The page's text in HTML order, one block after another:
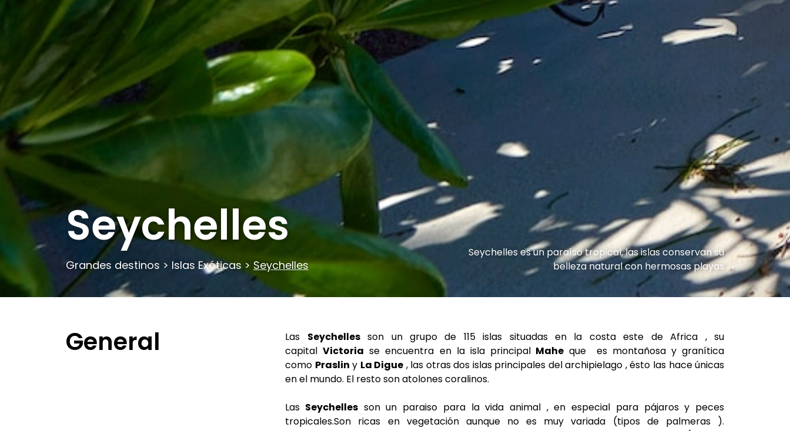
Seychelles
Grandes destinos > Islas Exóticas > Seychelles
Seychelles es un paraíso tropical, las islas conservan su
belleza natural con hermosas playas
General Las Seychellesson un grupo de 115 islas situadas en la costa este de Africa , su
capitalVictoria se encuentra en la isla principalMaheque es montañosa y granítica
como Praslin y La Digue , las otras dos islas principales del archipielago , ésto las hace únicas
en el mundo. El resto son atolones coralinos.
Las Seychelles son un paraiso para la vida animal , en especial para pájaros y peces
tropicales.Son ricas en vegetación aunque no es muy variada (tipos de palmeras ).